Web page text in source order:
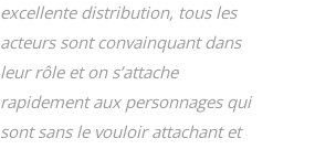
excellente distribution, tous les
acteurs sont convainquant dans
leur rôle et on s’attache
rapidement aux personnages qui
sont sans le vouloir attachant et